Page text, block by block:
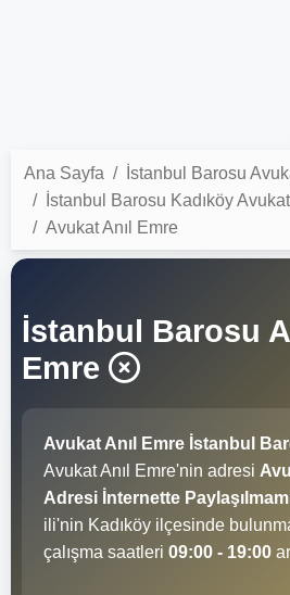
Ana Sayfa
İstanbul Barosu
İstanbul Barosu Kadıköy
Avukat Anıl Emre
İstanbul Barosu
Emre
Avukat Anıl Emre İstanbul
Avukat Anıl Emre'nin adresi
Adresi İnternette
ili'nin Kadıköy ilçesinde
çalışma saatleri 09:00 - 19:00